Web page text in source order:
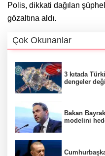
Polis, dikkati dağılan
gözaltına aldı.
Çok Okunanlar
3 kıtada
dengeler
Bakan
modelini